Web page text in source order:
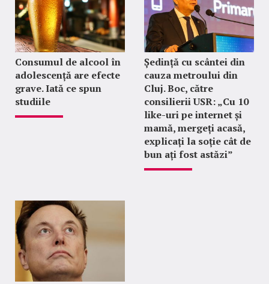
Consumul de alcool în
adolescență are efecte
grave. Iată ce spun
studiile
Ședință cu scântei din
cauza metroului din
Cluj. Boc, către
consilierii USR: „Cu 10
like-uri pe internet și
mamă, mergeți acasă,
explicați la soție cât de
bun ați fost astăzi”